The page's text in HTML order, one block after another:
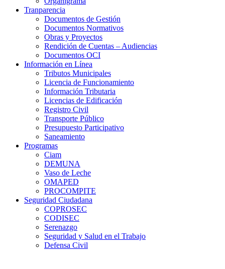
Tranparencia
Documentos de Gestión
Documentos Normativos
Obras y Proyectos
Rendición de Cuentas – Audiencias
Documentos OCI
Información en Línea
Tributos Municipales
Licencia de Funcionamiento
Información Tributaria
Licencias de Edificación
Registro Civil
Transporte Público
Presupuesto Participativo
Saneamiento
Programas
Ciam
DEMUNA
Vaso de Leche
OMAPED
PROCOMPITE
Seguridad Ciudadana
COPROSEC
CODISEC
Serenazgo
Seguridad y Salud en el Trabajo
Defensa Civil